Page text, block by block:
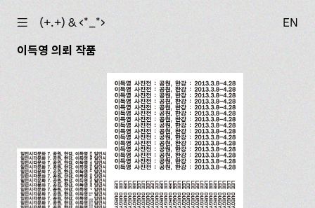
☰ (+.+) & ‹*_*›
EN
이득영 의뢰 작품